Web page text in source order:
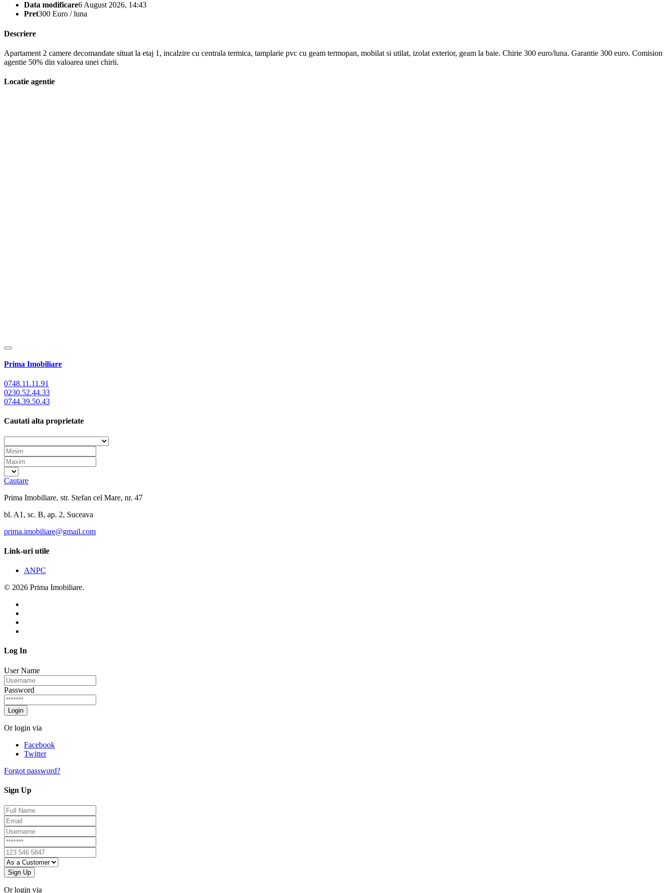
Data modificare6 August 2026, 14:43
Pret300 Euro / luna
Descriere
Apartament 2 camere decomandate situat la etaj 1, incalzire cu centrala termica, tamplarie pvc cu geam termopan, mobilat si utilat, izolat exterior, geam la baie. Chirie 300 euro/luna. Garantie 300 euro. Comision
agentie 50% din valoarea unei chirii.
Locatie agentie
Prima Imobiliare
0748.11.11.91
0230.52.44.33
0744.39.50.43
Cautati alta proprietate
Cautare
Prima Imobiliare, str. Stefan cel Mare, nr. 47
bl. A1, sc. B, ap. 2, Suceava
prima.imobiliare@gmail.com
Link-uri utile
ANPC
© 2026 Prima Imobiliare.
Log In
User Name
Password
Login
Or login via
Facebook
Twitter
Forgot password?
Sign Up
Sign Up
Or login via